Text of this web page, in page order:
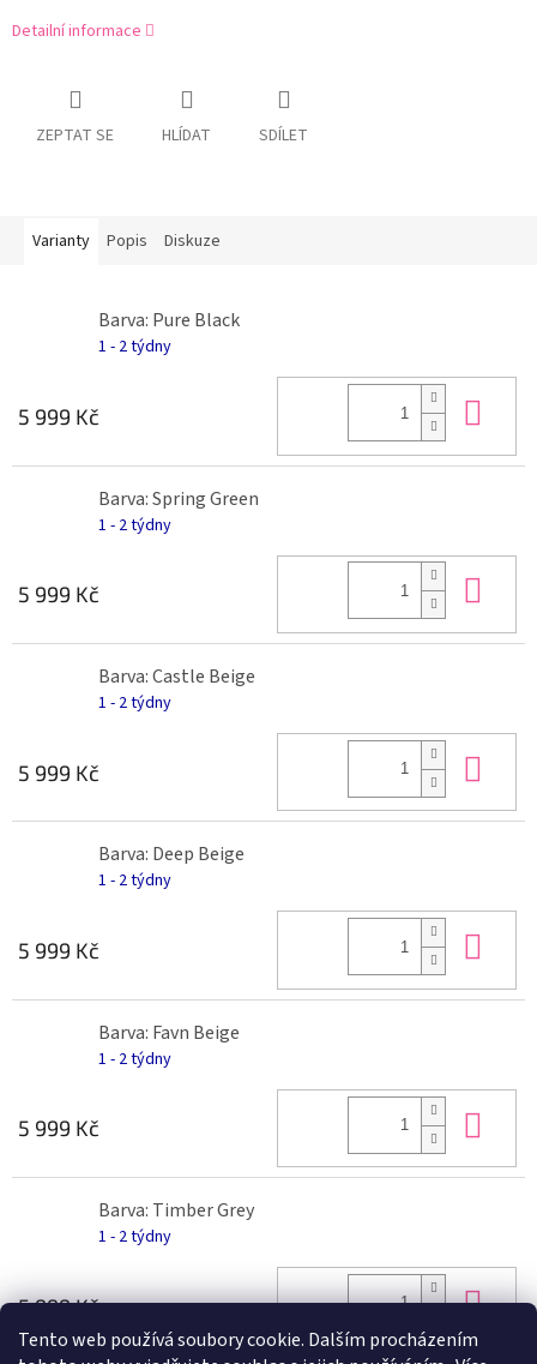
Tento web používá soubory cookie. Dalším procházením
Detailní informace
ZEPTAT SE HLÍDAT SDÍLET
Varianty Popis Diskuze
Barva: Pure Black
1 - 2 týdny
5 999 Kč
Barva: Spring Green
1 - 2 týdny
5 999 Kč
Barva: Castle Beige
1 - 2 týdny
5 999 Kč
Barva: Deep Beige
1 - 2 týdny
5 999 Kč
Barva: Favn Beige
1 - 2 týdny
5 999 Kč
Barva: Timber Grey
1 - 2 týdny
5 999 Kč Do